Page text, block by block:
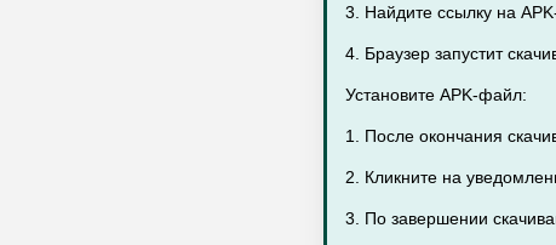
3. Найдите ссылку на
4. Браузер запустит
Установите APK-файл:
1. После окончания
2. Кликните на
3. По завершении